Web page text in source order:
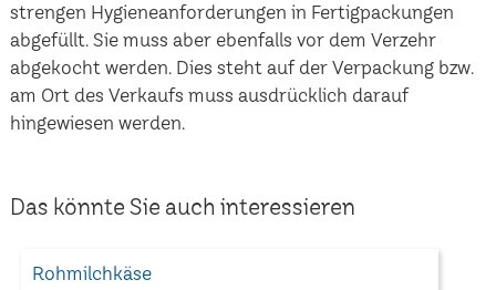
strengen Hygieneanforderungen in Fertigpackungen
abgefüllt. Sie muss aber ebenfalls vor dem Verzehr
abgekocht werden. Dies steht auf der Verpackung bzw.
am Ort des Verkaufs muss ausdrücklich darauf
hingewiesen werden.
Das könnte Sie auch interessieren
Rohmilchkäse